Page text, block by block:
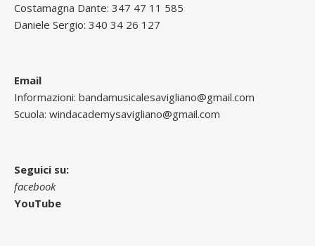
Costamagna Dante: 347 47 11 585
Daniele Sergio: 340 34 26 127
Email
Informazioni: bandamusicalesavigliano@gmail.com
Scuola: windacademysavigliano@gmail.com
Seguici su:
facebook
YouTube